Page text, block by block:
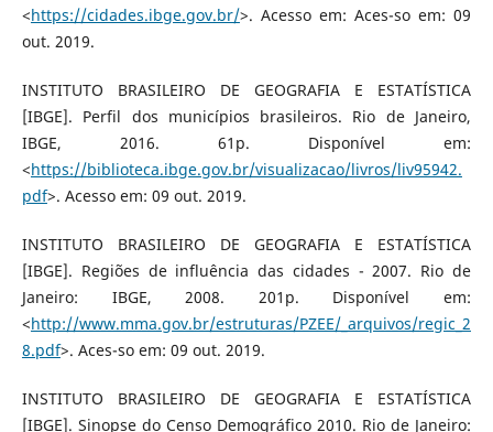
<https://cidades.ibge.gov.br/>. Acesso em: Aces-so em: 09
out. 2019.
INSTITUTO BRASILEIRO DE GEOGRAFIA E ESTATÍSTICA
[IBGE]. Perfil dos municípios brasileiros. Rio de Janeiro,
IBGE, 2016. 61p. Disponível em:
<https://biblioteca.ibge.gov.br/visualizacao/livros/liv95942.
pdf>. Acesso em: 09 out. 2019.
INSTITUTO BRASILEIRO DE GEOGRAFIA E ESTATÍSTICA
[IBGE]. Regiões de influência das cidades - 2007. Rio de
Janeiro: IBGE, 2008. 201p. Disponível em:
<http://www.mma.gov.br/estruturas/PZEE/_arquivos/regic_2
8.pdf>. Aces-so em: 09 out. 2019.
INSTITUTO BRASILEIRO DE GEOGRAFIA E ESTATÍSTICA
[IBGE]. Sinopse do Censo Demográfico 2010. Rio de Janeiro: